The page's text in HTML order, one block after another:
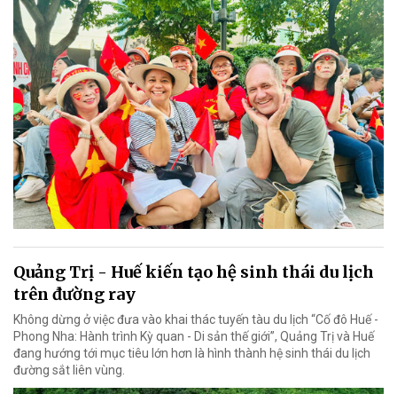
Quảng Trị - Huế kiến tạo hệ sinh thái du lịch
trên đường ray
Không dừng ở việc đưa vào khai thác tuyến tàu du lịch “Cố đô Huế -
Phong Nha: Hành trình Kỳ quan - Di sản thế giới”, Quảng Trị và Huế
đang hướng tới mục tiêu lớn hơn là hình thành hệ sinh thái du lịch
đường sắt liên vùng.